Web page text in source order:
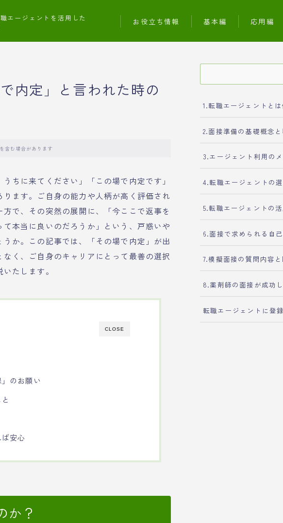
エージェントを活用した
お役立ち情報 基本編 応用編
内定」と言われた時の
含む場合があります
ちに来てください」「この場で内定です」
ます。ご自身の能力や人柄が高く評価され
で、その突然の展開に、「今ここで返事を
本当に良いのだろうか」という、戸惑いや
か。この記事では、「その場で内定」が出
く、ご自身のキャリアにとって最善の選択
たします。
CLOSE
のお願い
安心
か？
1.転職エージェントとは
2.面接準備の基礎概念
3.エージェント利用の
4.転職エージェントの
5.転職エージェントの
6.面接で求められる自
7.模擬面接の質問内容
8.薬剤師の面接が成功
転職エージェントに登